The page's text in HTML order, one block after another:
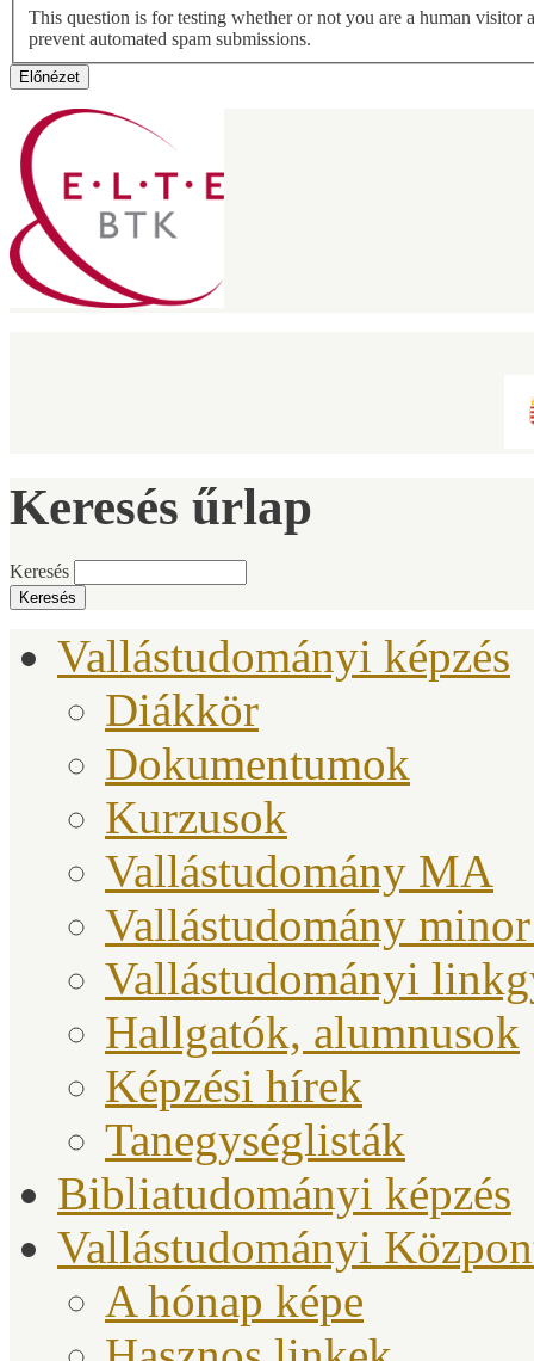
This question is for testing whether or not you are a human visitor
prevent automated spam submissions.
Keresés űrlap
Keresés
Vallástudományi képzés
Diákkör
Dokumentumok
Kurzusok
Vallástudomány MA
Vallástudomány
Vallástudományi
Hallgatók, alumnusok
Képzési hírek
Tanegységlisták
Bibliatudományi képzés
Vallástudományi
A hónap képe